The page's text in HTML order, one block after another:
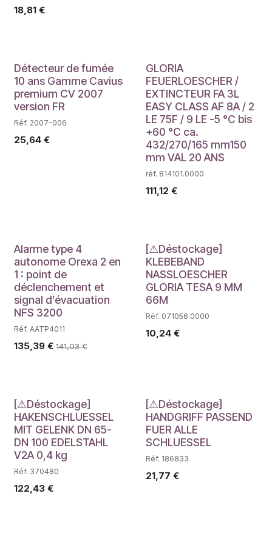
18,81 €
Détecteur de fumée
10 ans Gamme Cavius
premium CV 2007
version FR
Réf. 2007-006
25,64 €
GLORIA
FEUERLOESCHER /
EXTINCTEUR FA 3L
EASY CLASS AF 8A / 2
LE 75F / 9 LE -5 °C bis
+60 °C ca.
432/270/165 mm150
mm VAL 20 ANS
réf. 814101.0000
111,12 €
Alarme type 4
autonome Orexa 2 en
1 : point de
déclenchement et
signal d’évacuation
NFS 3200
Réf. AATP4011
135,39 € 141,03€
Déstockage
[⚠Déstockage]
KLEBEBAND
NASSLOESCHER
GLORIA TESA 9 MM
66M
Réf. 071056.0000
10,24€
Déstockage
[⚠Déstockage]
HAKENSCHLUESSEL
MIT GELENK DN 65-
DN 100 EDELSTAHL
V2A 0,4 kg
Réf. 370480
122,43 €
Déstockage
[⚠Déstockage]
HANDGRIFF PASSEND
FUER ALLE
SCHLUESSEL
Réf. 186833
21,77 €